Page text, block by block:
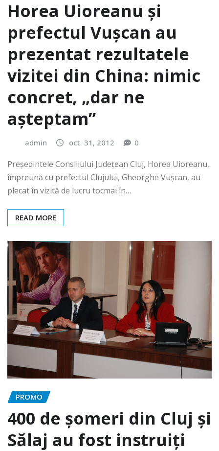
Horea Uioreanu și
prefectul Vușcan au
prezentat rezultatele
vizitei din China: nimic
concret, „dar ne
așteptam”
admin oct. 31, 2012 0
Președintele Consiliului Județean Cluj, Horea Uioreanu,
împreună cu prefectul Clujului, Gheorghe Vușcan, au
plecat în vizită de lucru tocmai în…
READ MORE
PROMO
400 de șomeri din Cluj și
Sălaj au fost instruiți